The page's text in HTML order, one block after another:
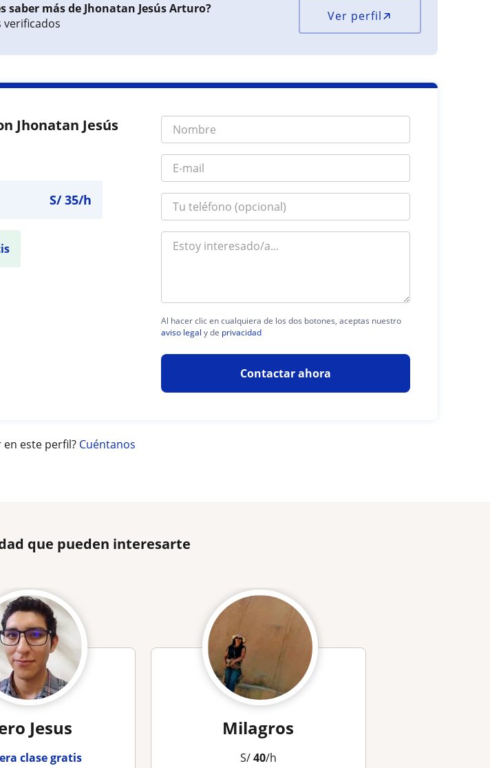
saber más de Jhonatan Jesús Arturo?
verificados
Ver perfil
Jhonatan Jesús
S/35/h
Al hacer clic en cualquiera de los dos botones, aceptas nuestro
aviso legal y de privacidad
Contactar ahora
este perfil? Cuéntanos
que pueden interesarte
Jesus
clase gratis
Milagros
S/40/h